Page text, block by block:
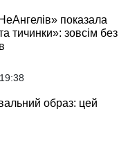
показала
тичинки»: зовсім без
образ: цей